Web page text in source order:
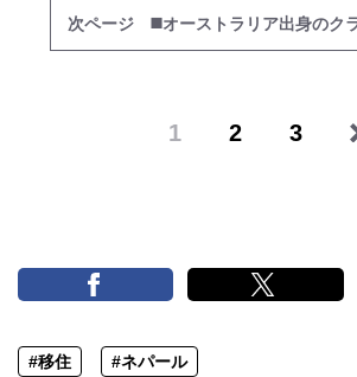
次ページ ◼️オーストラリア出身のク
1 2 3
#移住 #ネパール